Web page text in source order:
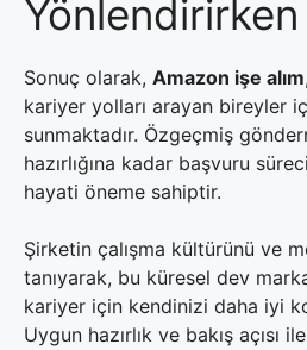
Sonuç olarak, Amazon işe alım
kariyer yolları arayan bireyler
sunmaktadır. Özgeçmiş
hazırlığına kadar başvuru
hayati öneme sahiptir.
Şirketin çalışma kültürünü ve
tanıyarak, bu küresel dev
kariyer için kendinizi daha iyi
Uygun hazırlık ve bakış açısı